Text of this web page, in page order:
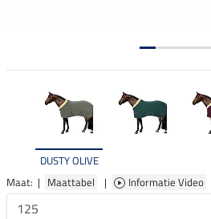
DUSTY OLIVE
Maat: | Maattabel | Informatie Video